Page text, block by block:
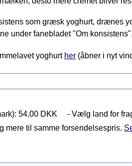
som græsk yoghurt, drænes
under fanebladet "Om
yoghurt her (åbner i nyt
54,00 DKK
- Vælg land for
mere til samme forsendelsespris.